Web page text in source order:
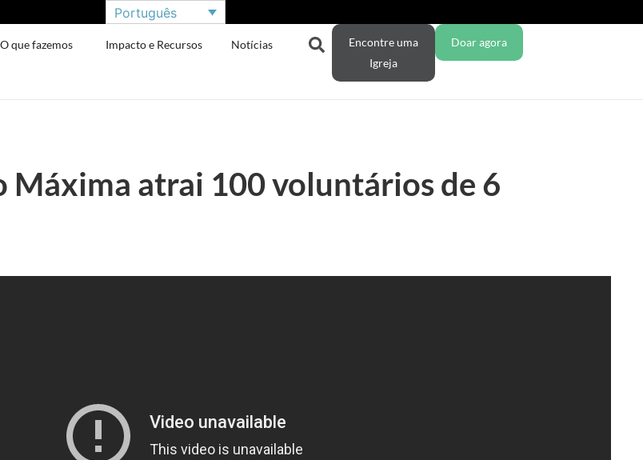
Português
O que fazemos Impacto e Recursos Notícias
Encontre uma
Igreja
Doar agora
Máxima atrai 100 voluntários de 6